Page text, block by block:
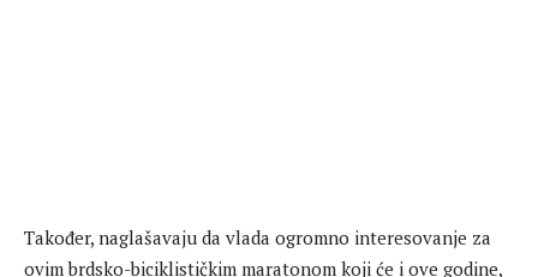
Također, naglašavaju da vlada ogromno interesovanje za
ovim brdsko-biciklističkim maratonom koji će i ove godine,